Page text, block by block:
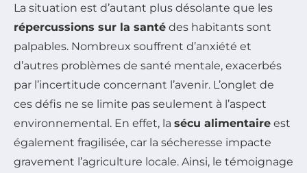
La situation est d’autant plus désolante que les
répercussions sur la santé des habitants sont
palpables. Nombreux souffrent d’anxiété et
d’autres problèmes de santé mentale, exacerbés
par l’incertitude concernant l’avenir. L’onglet de
ces défis ne se limite pas seulement à l’aspect
environnemental. En effet, la sécu alimentaire est
également fragilisée, car la sécheresse impacte
gravement l’agriculture locale. Ainsi, le témoignage